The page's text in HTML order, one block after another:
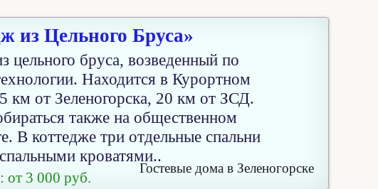
из Цельного Бруса»
цельного бруса, возведенный по
Находится в Курортном
км от Зеленогорска, 20 км от ЗСД.
также на общественном
В коттедже три отдельные спальни
кроватями..
от 3 000 руб.
Гостевые дома в Зеленогорске